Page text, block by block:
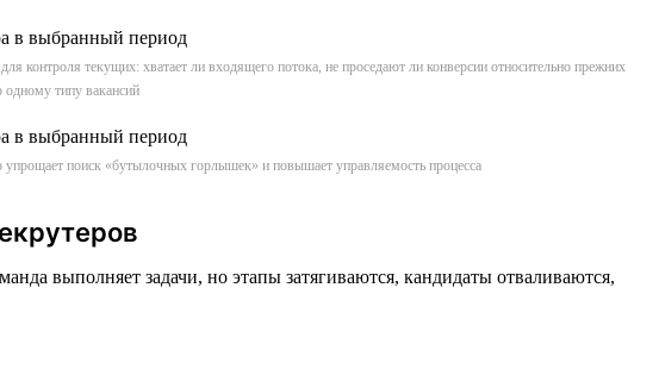
контроля текущих: хватает ли входящего потока, не проседают ли конверсии относительно прежних
типу вакансий
поиск «бутылочных горлышек» и повышает управляемость процесса
выполняет задачи, но этапы затягиваются, кандидаты отваливаются,